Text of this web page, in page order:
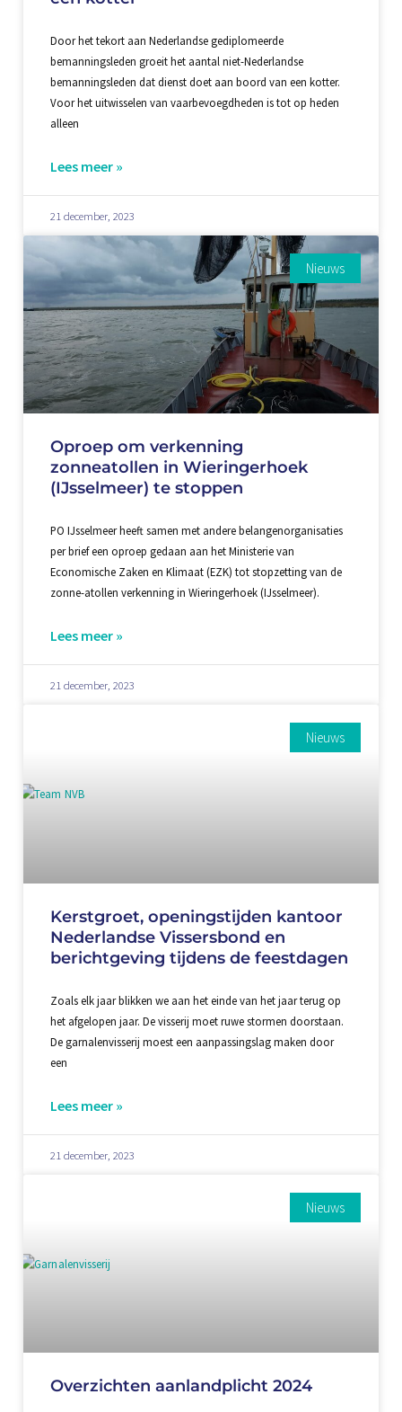
Door het tekort aan Nederlandse gediplomeerde
bemanningsleden groeit het aantal niet-Nederlandse
bemanningsleden dat dienst doet aan boord van een kotter.
Voor het uitwisselen van vaarbevoegdheden is tot op heden
alleen
Lees meer »
21 december, 2023
Nieuws
Oproep om verkenning
zonneatollen in Wieringerhoek
(IJsselmeer) te stoppen
PO IJsselmeer heeft samen met andere belangenorganisaties
per brief een oproep gedaan aan het Ministerie van
Economische Zaken en Klimaat (EZK) tot stopzetting van de
zonne-atollen verkenning in Wieringerhoek (IJsselmeer).
Lees meer »
21 december, 2023
Nieuws
Kerstgroet, openingstijden kantoor
Nederlandse Vissersbond en
berichtgeving tijdens de feestdagen
Zoals elk jaar blikken we aan het einde van het jaar terug op
het afgelopen jaar. De visserij moet ruwe stormen doorstaan.
De garnalenvisserij moest een aanpassingslag maken door
een
Lees meer »
21 december, 2023
Nieuws
Overzichten aanlandplicht 2024